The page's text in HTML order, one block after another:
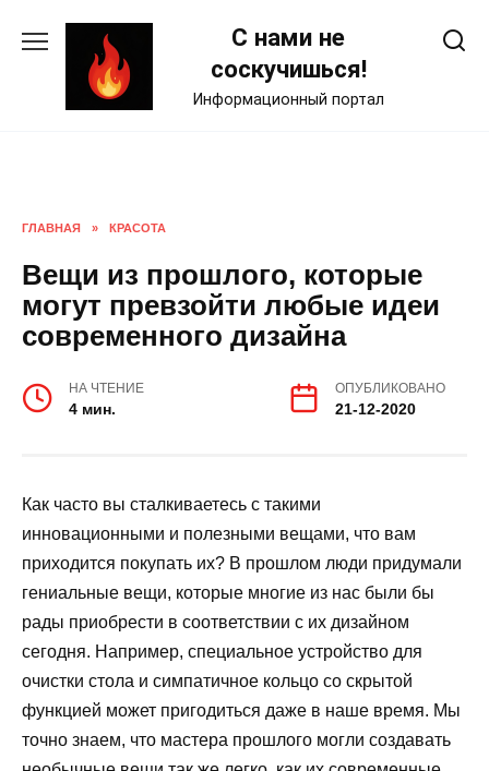
С нами не
соскучишься!
Информационный портал
ГЛАВНАЯ » КРАСОТА
Вещи из прошлого, которые
могут превзойти любые идеи
современного дизайна
НА ЧТЕНИЕ
4 мин.
ОПУБЛИКОВАНО
21-12-2020
Как часто вы сталкиваетесь с такими
инновационными и полезными вещами, что вам
приходится покупать их? В прошлом люди придумали
гениальные вещи, которые многие из нас были бы
рады приобрести в соответствии с их дизайном
сегодня. Например, специальное устройство для
очистки стола и симпатичное кольцо со скрытой
функцией может пригодиться даже в наше время. Мы
точно знаем, что мастера прошлого могли создавать